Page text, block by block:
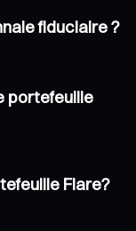
fiduciaire ?
portefeuille
Flare?